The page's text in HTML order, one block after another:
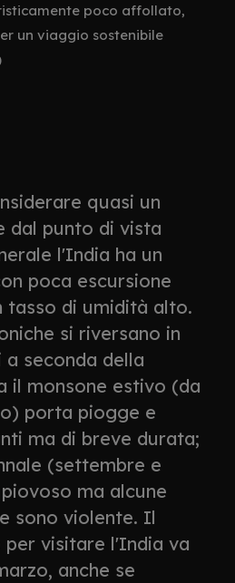
poco affollato,
un viaggio sostenibile
quasi un
dal punto di vista
l'India ha un
poca escursione
tasso di umidità alto.
si riversano in
seconda della
il monsone estivo (da
porta piogge e
ma di breve durata;
(settembre e
ma alcune
sono violente. Il
visitare l'India va
anche se